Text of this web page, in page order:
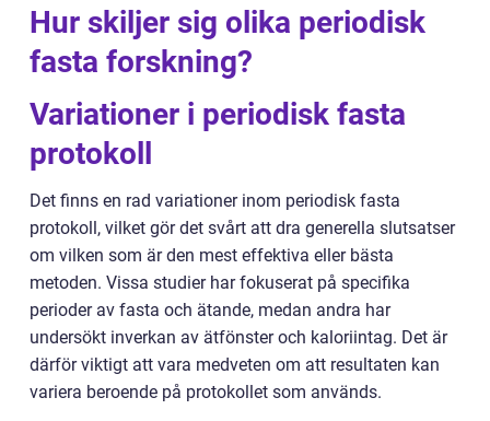
Hur skiljer sig olika periodisk
fasta forskning?
Variationer i periodisk fasta
protokoll
Det finns en rad variationer inom periodisk fasta
protokoll, vilket gör det svårt att dra generella slutsatser
om vilken som är den mest effektiva eller bästa
metoden. Vissa studier har fokuserat på specifika
perioder av fasta och ätande, medan andra har
undersökt inverkan av ätfönster och kaloriintag. Det är
därför viktigt att vara medveten om att resultaten kan
variera beroende på protokollet som används.